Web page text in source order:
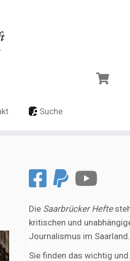
Suche
Die Saarbrücker Hefte
kritischen und
Journalismus im Saarland.
Sie finden das wichtig und